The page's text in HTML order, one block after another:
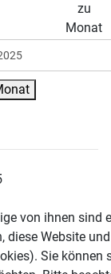
zu
Monat
von ihnen sind
diese Website
Sie können